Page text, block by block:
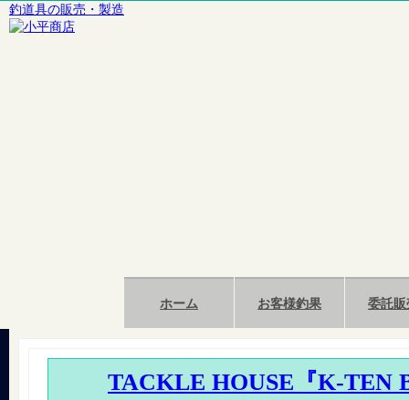
釣道具の販売・製造
ホーム お客様釣果 委託販
TACKLE HOUSE『K-TEN